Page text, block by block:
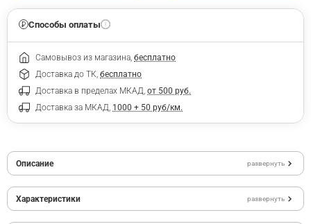
Способы оплаты
Самовывоз из магазина, бесплатно
Доставка до ТК, бесплатно
Доставка в пределах МКАД, от 500 руб.
Доставка за МКАД, 1000 + 50 руб/км.
Описание развернуть
Характеристики развернуть